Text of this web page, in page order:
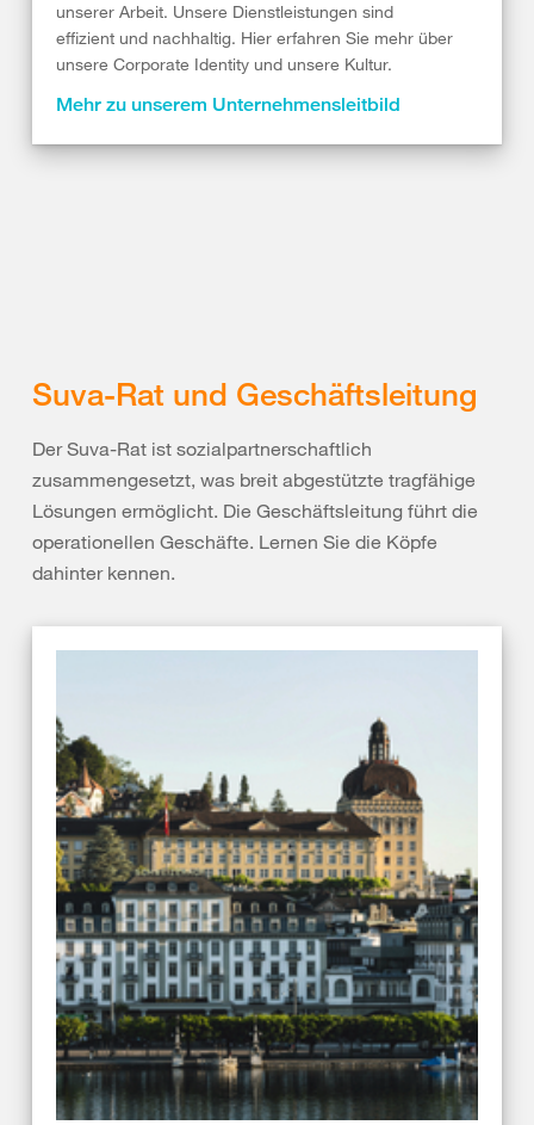
unserer Arbeit. Unsere Dienstleistungen sind
effizient und nachhaltig. Hier erfahren Sie mehr über
unsere Corporate Identity und unsere Kultur.
Mehr zu unserem Unternehmensleitbild
Suva-Rat und Geschäftsleitung
Der Suva-Rat ist sozialpartnerschaftlich
zusammengesetzt, was breit abgestützte tragfähige
Lösungen ermöglicht. Die Geschäftsleitung führt die
operationellen Geschäfte. Lernen Sie die Köpfe
dahinter kennen.